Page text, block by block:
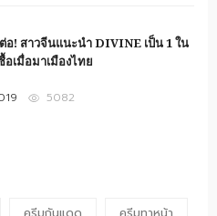
อ! สาวจีนแนะนำ DIVINE เป็น 1 ใน
อเมื่อมาเมืองไทย
5082